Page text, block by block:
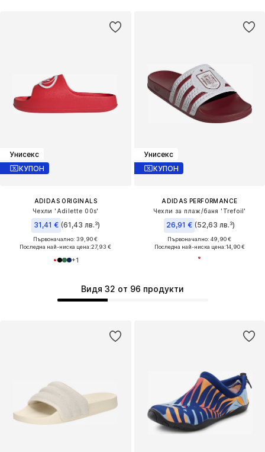
Унисекс
КУПОН
ADIDAS ORIGINALS
Чехли 'Adilette 00s'
31,41 € (61,43 лв.³)
Първоначално: 39,90 €
Последна най-ниска цена:27,93 €
+1
Унисекс
КУПОН
ADIDAS PERFORMANCE
Чехли за плаж/баня 'Trefoil'
26,91 € (52,63 лв.³)
Първоначално: 49,90 €
Последна най-ниска цена:14,90 €
Видя 32 от 96 продукти